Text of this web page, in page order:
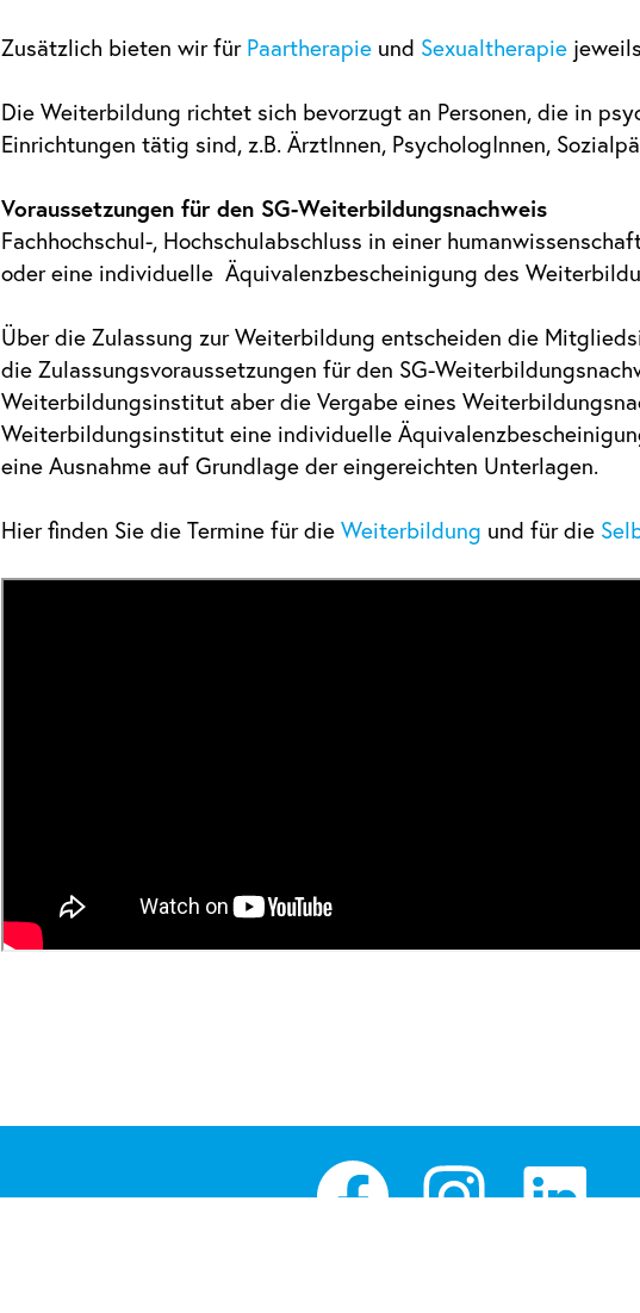
Zusätzlich bieten wir für Paartherapie und Sexualtherapie
Die Weiterbildung richtet sich bevorzugt an Personen, die in
Einrichtungen tätig sind, z.B. ÄrztInnen, PsychologInnen,
Voraussetzungen für den SG-Weiterbildungsnachweis
Fachhochschul-, Hochschulabschluss in einer
oder eine individuelle Äquivalenzbescheinigung des
Über die Zulassung zur Weiterbildung entscheiden die
die Zulassungsvoraussetzungen für den SG-
Weiterbildungsinstitut aber die Vergabe eines
Weiterbildungsinstitut eine individuelle
eine Ausnahme auf Grundlage der eingereichten Unterlagen.
Hier finden Sie die Termine für die Weiterbildung und für die